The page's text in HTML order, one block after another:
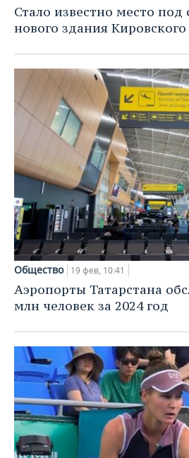
Стало известно место под
нового здания
Общество 19 фев, 10:41
Аэропорты Татарстана
млн человек за 2024 год